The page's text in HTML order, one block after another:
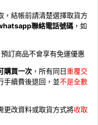
，結帳前請清楚選擇取貨方
聯絡電話號碼 ，如
訂商品不會享有免運優惠
購買一次 ，所有同日重覆交
手續費後退回，並不是全數
更改資料或取貨方式將收取